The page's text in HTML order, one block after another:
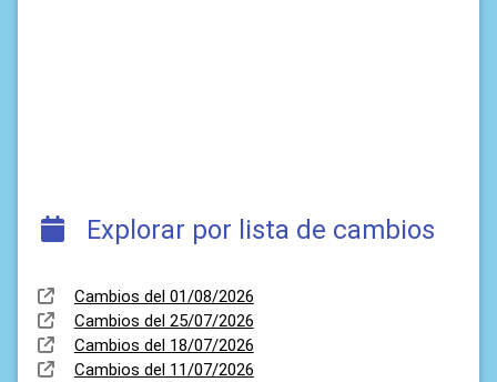
Explorar por lista de cambios
Cambios del 01/08/2026
Cambios del 25/07/2026
Cambios del 18/07/2026
Cambios del 11/07/2026